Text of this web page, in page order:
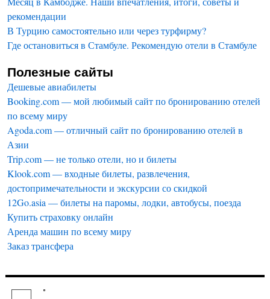
рекомендации
В Турцию самостоятельно или через турфирму?
Где остановиться в Стамбуле. Рекомендую отели в Стамбуле
Полезные сайты
Дешевые авиабилеты
Booking.com — мой любимый сайт по бронированию отелей
по всему миру
Agoda.com — отличный сайт по бронированию отелей в
Азии
Trip.com — не только отели, но и билеты
Klook.com — входные билеты, развлечения,
достопримечательности и экскурсии со скидкой
12Go.asia — билеты на паромы, лодки, автобусы, поезда
Купить страховку онлайн
Аренда машин по всему миру
Заказ трансфера